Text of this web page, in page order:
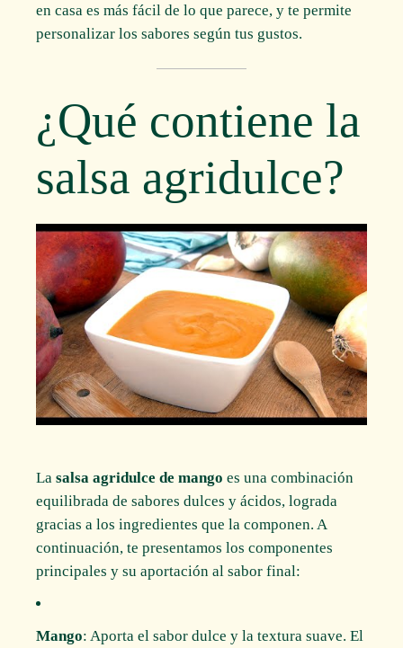
en casa es más fácil de lo que parece, y te permite
personalizar los sabores según tus gustos.
¿Qué contiene la
salsa agridulce?
Lasalsa agridulce de mango es una combinación
equilibrada de sabores dulces y ácidos, lograda
gracias a los ingredientes que la componen. A
continuación, te presentamos los componentes
principales y su aportación al sabor final:
Mango: Aporta el sabor dulce y la textura suave. El